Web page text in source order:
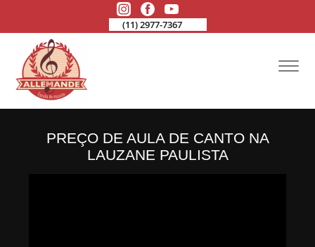
(11) 2977-7367
PREÇO DE AULA DE CANTO NA
LAUZANE PAULISTA